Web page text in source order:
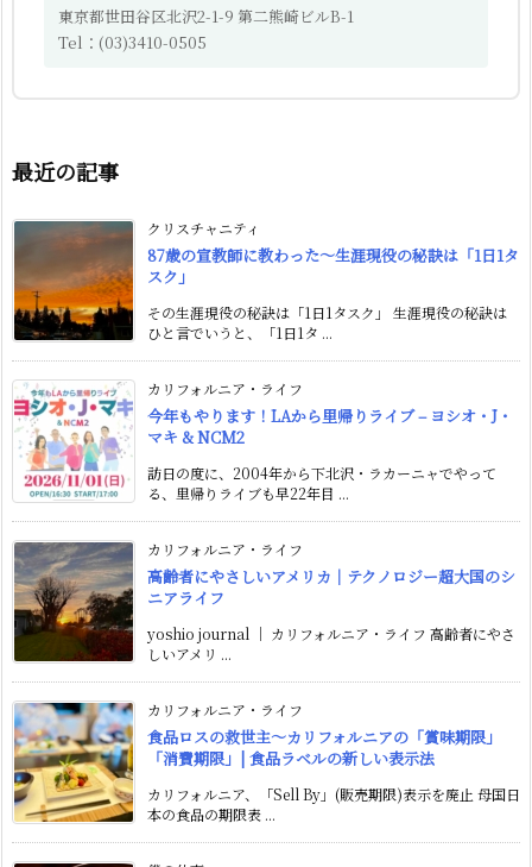
東京都世田谷区北沢2-1-9 第二熊崎ビルB-1
Tel：(03)3410-0505
最近の記事
クリスチャニティ
87歳の宣教師に教わった〜生涯現役の秘訣は「1日1タ
スク」
その生涯現役の秘訣は「1日1タスク」 生涯現役の秘訣は
ひと言でいうと、「1日1タ ...
カリフォルニア・ライフ
今年もやります！LAから里帰りライブ – ヨシオ・J・
マキ & NCM2
訪日の度に、2004年から下北沢・ラカーニャでやって
る、里帰りライブも早22年目 ...
カリフォルニア・ライフ
高齢者にやさしいアメリカ｜テクノロジー超大国のシ
ニアライフ
yoshio journal ｜ カリフォルニア・ライフ 高齢者にやさ
しいアメリ ...
カリフォルニア・ライフ
食品ロスの救世主〜カリフォルニアの「賞味期限」
「消費期限」| 食品ラベルの新しい表示法
カリフォルニア、「Sell By」(販売期限)表示を廃止 母国日
本の食品の期限表 ...